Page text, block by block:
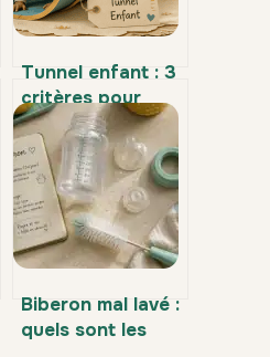
Tunnel enfant : 3
critères pour
choisir le meilleur
allié de la
motricité sans
encombrer votre
salon
Biberon mal lavé :
quels sont les